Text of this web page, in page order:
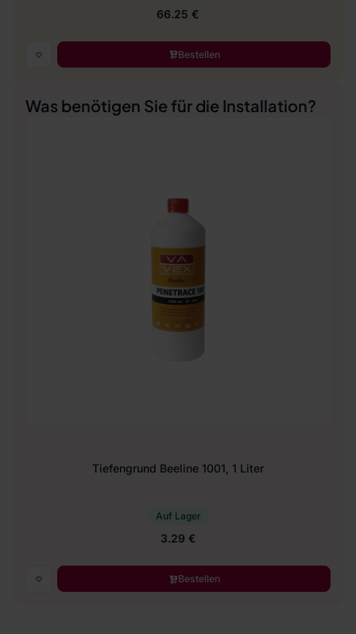
66.25 €
Bestellen
Was benötigen Sie für die Installation?
Tiefengrund Beeline 1001, 1 Liter
Auf Lager
3.29 €
Bestellen